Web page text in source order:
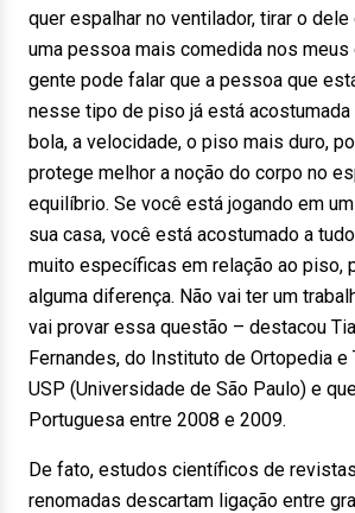
quer espalhar no ventilador, tirar o dele
uma pessoa mais comedida nos meus
gente pode falar que a pessoa que
nesse tipo de piso já está acostumada
bola, a velocidade, o piso mais duro,
protege melhor a noção do corpo no
equilíbrio. Se você está jogando em
sua casa, você está acostumado a
muito específicas em relação ao piso,
alguma diferença. Não vai ter um
vai provar essa questão – destacou
Fernandes, do Instituto de Ortopedia e
USP (Universidade de São Paulo) e
Portuguesa entre 2008 e 2009.
De fato, estudos científicos de
renomadas descartam ligação entre